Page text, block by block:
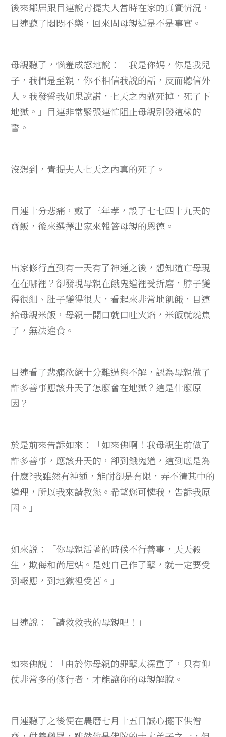
後來鄰居跟目連說青提夫人當時在家的真實情況，
目連聽了悶悶不樂，回來問母親這是不是事實。
母親聽了，惱羞成怒地說：「我是你媽，你是我兒
子，我們是至親，你不相信我說的話，反而聽信外
人。我發誓我如果說謊，七天之內就死掉，死了下
地獄。」目連非常緊張連忙阻止母親別發這樣的
誓。
沒想到，青提夫人七天之內真的死了。
目連十分悲痛，戴了三年孝，設了七七四十九天的
齋飯，後來選擇出家來報答母親的恩德。
出家修行直到有一天有了神通之後，想知道亡母現
在在哪裡？卻發現母親在餓鬼道裡受折磨，脖子變
得很細、肚子變得很大，看起來非常地飢餓，目連
給母親米飯，母親一開口就口吐火焰，米飯就燒焦
了，無法進食。
目連看了悲痛欲絕十分難過與不解，認為母親做了
許多善事應該升天了怎麼會在地獄？這是什麼原
因？
於是前來告訴如來：「如來佛啊！我母親生前做了
許多善事，應該升天的，卻到餓鬼道，這到底是為
什麽?我雖然有神通，能耐卻是有限，弄不清其中的
道理，所以我來請教您。希望您可憐我，告訴我原
因。」
如來説：「你母親活著的時候不行善事，天天殺
生，欺侮和尚尼姑。是她自己作了孽，就一定要受
到報應，到地獄裡受苦。」
目連說：「請救救我的母親吧！」
如來佛說：「由於你母親的罪孽太深重了，只有仰
仗非常多的修行者，才能讓你的母親解脫。」
目連聽了之後便在農曆七月十五日誠心擺下供僧